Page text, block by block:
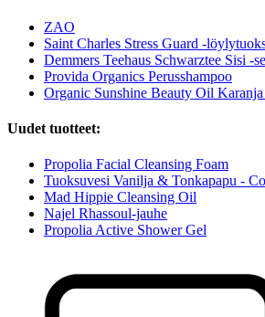
ZAO
Saint Charles Stress Guard -
Demmers Teehaus Schwarztee Sisi -
Provida Organics Perusshampoo
Organic Sunshine Beauty Oil
Uudet tuotteet:
Propolia Facial Cleansing Foam
Tuoksuvesi Vanilja & Tonkapapu -
Mad Hippie Cleansing Oil
Najel Rhassoul-jauhe
Propolia Active Shower Gel